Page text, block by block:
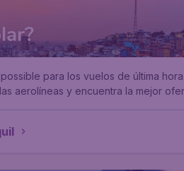
para los vuelos de última
aerolíneas y encuentra la mejor